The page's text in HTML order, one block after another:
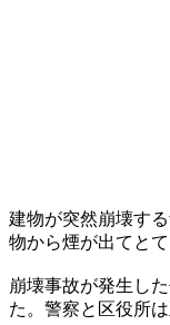
建物が突然崩壊す
物から煙が出てと
崩壊事故が発生し
た。警察と区役所